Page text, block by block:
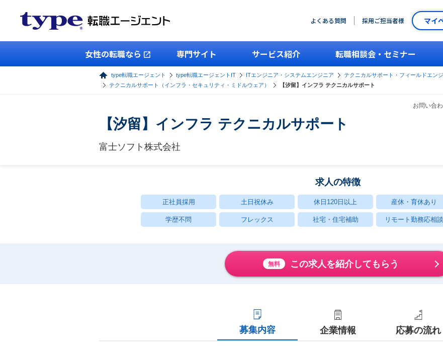
よくある質問 採用ご担当者様 マイ
女性の転職なら 専門サイト サービス紹介 転職相談会・セミナー
type転職エージェント type転職エージェントIT ITエンジニア・システムエンジニア
テクニカルサポート・フィールドエン
テクニカルサポート（インフラ・セキュリティ・ミドルウェア）
【汐留】インフラ テクニカルサポート
お問い合
【汐留】インフラ テクニカルサポート
富士ソフト株式会社
求人の特徴
正社員採用 土日祝休み 休日120日以上 産休・育休あり
学歴不問 フレックス 社宅・住宅補助 リモート勤務応相談
無料 この求人を紹介してもらう
募集内容 企業情報 応募の流れ